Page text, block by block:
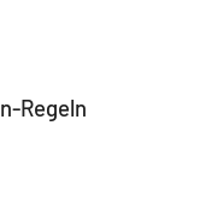
Regeln